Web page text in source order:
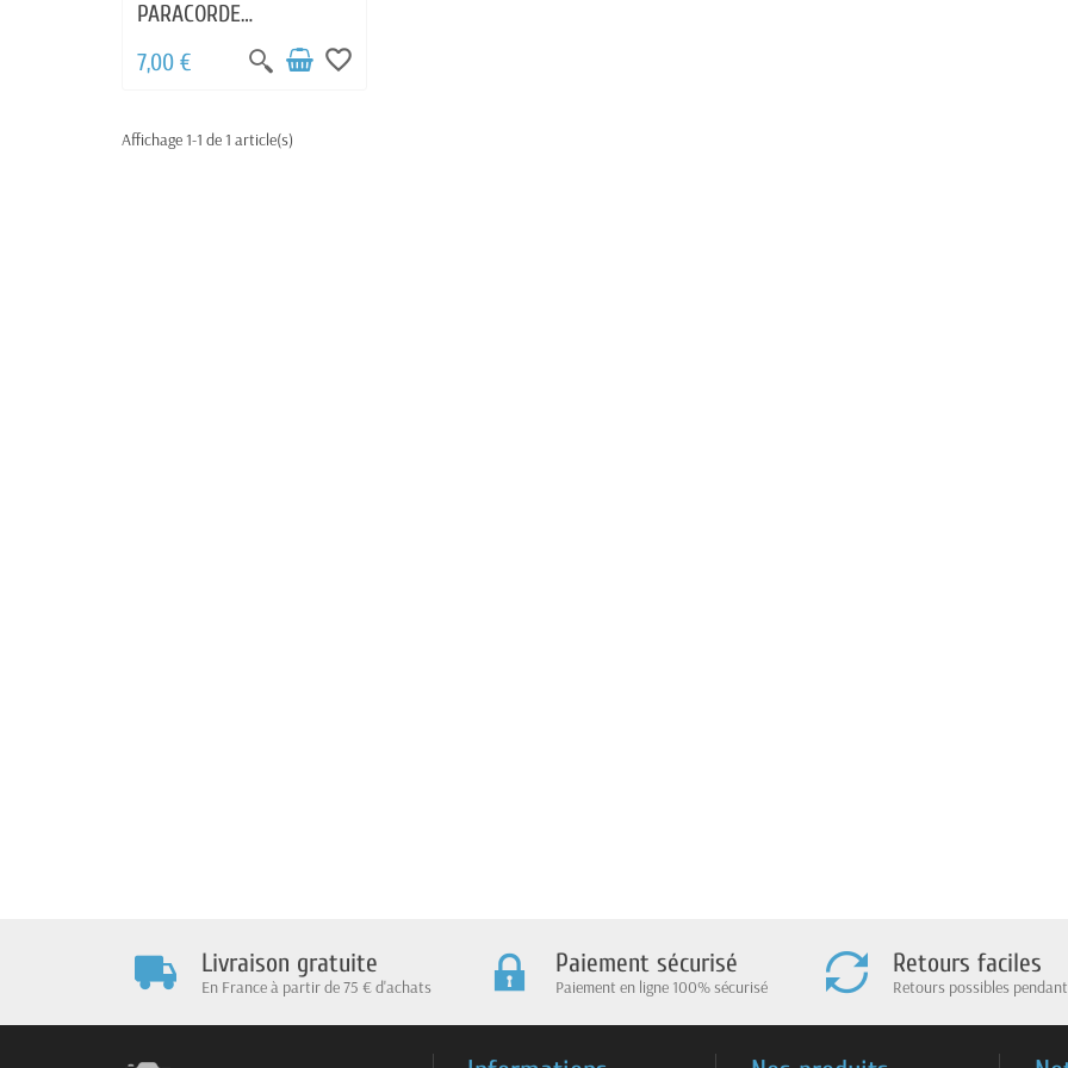
PARACORDE
7,00 € favorite_border
Affichage 1-1 de 1 article(s)
Livraison gratuite
En France à partir de 75 € d'achats
Paiement sécurisé
Paiement en ligne 100% sécurisé
Retours faciles
Retours possibles